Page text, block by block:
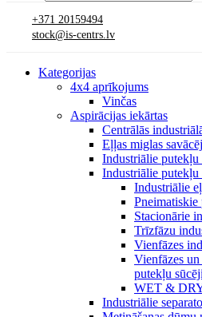
+371 20159494
stock@is-centrs.lv
Kategorijas
4x4 aprīkojums
Vinčas
Aspirācijas iekārtas
Centrālās
Eļļas miglas
Industriālie putekļu
Industriālie putekļu
Industriālie
Pneimatiskie
Stacionārie
Trīzfāzu
Vienfāzes
Vienfāzes
putekļu sūcēji
WET &
Industriālie